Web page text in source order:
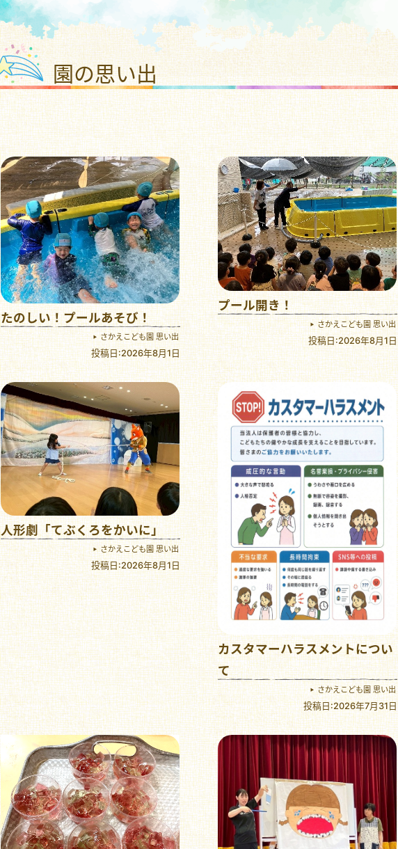
社会福祉法人 ひまわり福祉会
園の思い出
たのしい！プールあそび！
さかえこども園 思い出
投稿日:2026年8月1日
プール開き！
さかえこども園 思い出
投稿日:2026年8月1日
人形劇「てぶくろをかいに」
さかえこども園 思い出
投稿日:2026年8月1日
カスタマーハラスメントについ
て
さかえこども園 思い出
投稿日:2026年7月31日